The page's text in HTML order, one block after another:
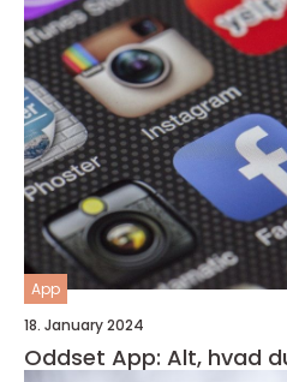
App
18. January 2024
Oddset App: Alt, hvad